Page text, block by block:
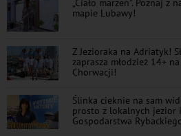
mapie Lubawy!
Z Jezioraka na Adriatyk!
zaprasza młodzież 14+
Chorwacji!
Ślinka cieknie na sam
prosto z lokalnych jezior
Gospodarstwa